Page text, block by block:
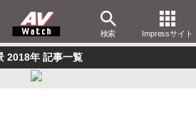
検索 Impressサイト
2018年 記事一覧